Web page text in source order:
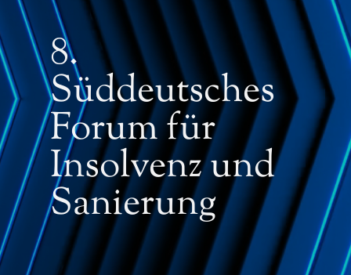
8.
Süddeutsches
Forum für
Insolvenz und
Sanierung